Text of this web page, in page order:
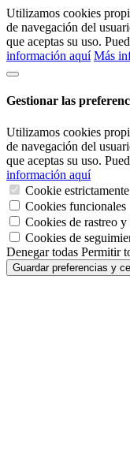
Utilizamos cookies
de navegación del
que aceptas su uso.
información aquí Más
Gestionar las
Utilizamos cookies
de navegación del
que aceptas su uso.
información aquí
Cookie
Cookies funcionales
Cookies de rastreo
Cookies de
Denegar todas Permitir
Guardar preferencias y